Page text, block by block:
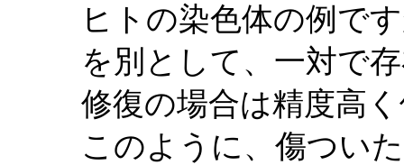
ヒトの染色体の例で
を別として、一対で
修復の場合は精度高
このように、傷つい